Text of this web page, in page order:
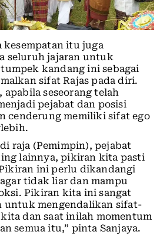
kesempatan itu juga
seluruh jajaran untuk
kandang ini sebagai
sifat Rajas pada diri.
seseorang telah
pejabat dan posisi
cenderung memiliki sifat ego
raja (Pemimpin), pejabat
lainnya, pikiran kita pasti
ini perlu dikandangi
tidak liar dan mampu
Pikiran kita ini sangat
untuk mengendalikan sifat-
dan saat inilah momentum
semua itu,” pinta Sanjaya.